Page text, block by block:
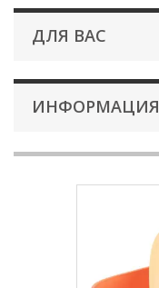
ДЛЯ ВАС
ИНФОРМАЦИЯ